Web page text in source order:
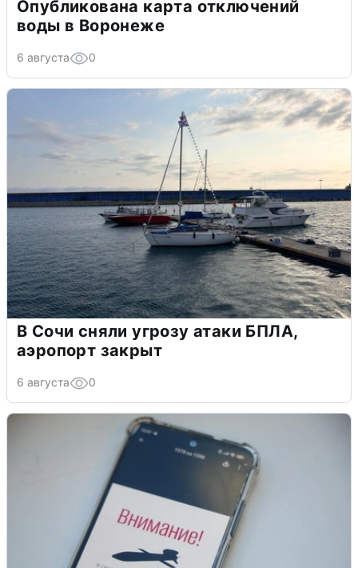
Опубликована карта отключений
воды в Воронеже
6 августа 0
В Сочи сняли угрозу атаки БПЛА,
аэропорт закрыт
6 августа 0